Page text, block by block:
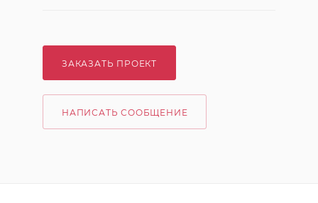
ЗАКАЗАТЬ ПРОЕКТ
НАПИСАТЬ СООБЩЕНИЕ